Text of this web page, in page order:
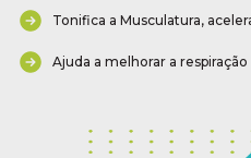
Tonifica a Musculatura,
Ajuda a melhorar a respiração